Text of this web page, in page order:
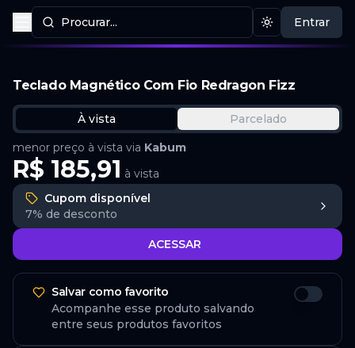
Procurar...
Procurar produtos Mudar tema
Entrar
Teclado Magnético Com Fio Redragon Fizz
À vista
Parcelado
menor preço à vista via Kabum
R$ 185,91 à vista
Cupom disponível
7% de desconto
ACESSAR
Salvar como favorito
Acompanhe esse produto salvando
entre seus produtos favoritos